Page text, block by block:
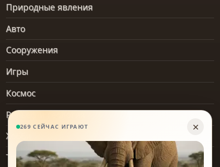
Природные явления
Авто
Сооружения
Игры
Космос
Рельеф и геология
Хобби
Транспорт